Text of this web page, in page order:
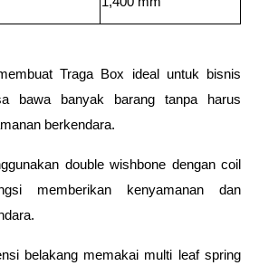
Traga Box ideal untuk bisnis
bawa banyak barang tanpa harus
berkendara.
double wishbone dengan coil
memberikan kenyamanan dan
belakang memakai multi leaf spring